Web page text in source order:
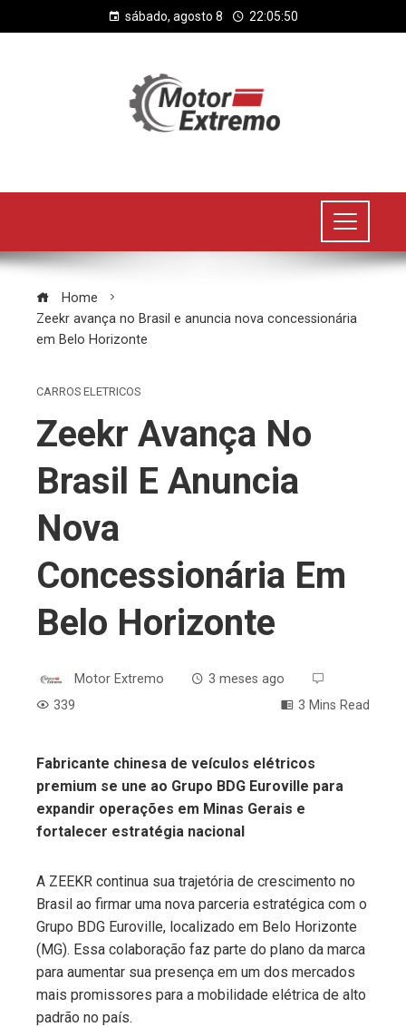
sábado, agosto 8 22:05:50
Home
Zeekr avança no Brasil e anuncia nova concessionária
em Belo Horizonte
CARROS ELETRICOS
Zeekr Avança No
Brasil E Anuncia
Nova
Concessionária Em
Belo Horizonte
Motor Extremo
3 meses ago
339
3 Mins Read
Fabricante chinesa de veículos elétricos
premium se une ao Grupo BDG Euroville para
expandir operações em Minas Gerais e
fortalecer estratégia nacional
A ZEEKR continua sua trajetória de crescimento no
Brasil ao firmar uma nova parceria estratégica com o
Grupo BDG Euroville, localizado em Belo Horizonte
(MG). Essa colaboração faz parte do plano da marca
para aumentar sua presença em um dos mercados
mais promissores para a mobilidade elétrica de alto
padrão no país.